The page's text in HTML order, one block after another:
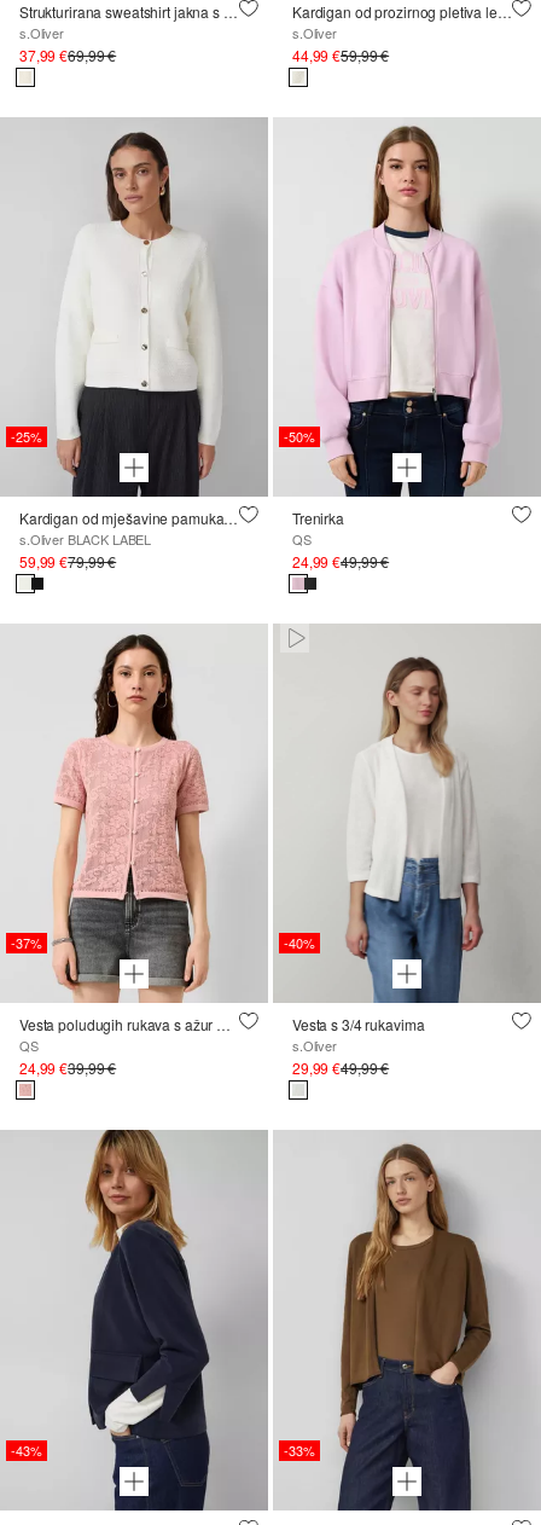
Strukturirana sweatshirt jakna s rastezljivim pojasom
s.Oliver
37,99 €69,99 €
Kardigan od prozirnog pletiva ležnog kroja
s.Oliver
44,99 €59,99 €
-25%
Kardigan od mješavine pamuka s ukrasnim džepovima
s.Oliver BLACK LABEL
59,99 €79,99 €
-50%
Trenirka
QS
24,99 €49,99 €
-37%
Vesta poludugih rukava s ažur uzorkom
QS
24,99 €39,99 €
Paused • Muted
-40%
Vesta s 3/4 rukavima
s.Oliver
29,99 €49,99 €
-43% -33%